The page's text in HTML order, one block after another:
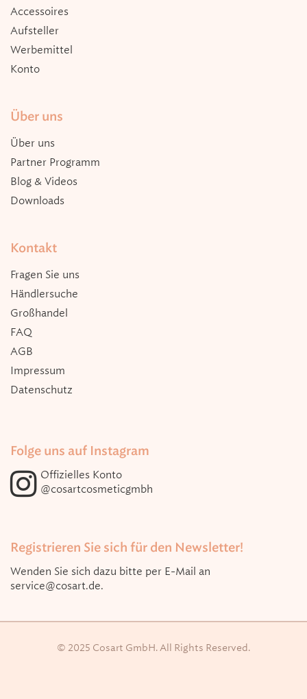
Accessoires
Aufsteller
Werbemittel
Konto
Über uns
Über uns
Partner Programm
Blog & Videos
Downloads
Kontakt
Fragen Sie uns
Händlersuche
Großhandel
FAQ
AGB
Impressum
Datenschutz
Folge uns auf Instagram
Offizielles Konto
@cosartcosmeticgmbh
Registrieren Sie sich für den Newsletter!
Wenden Sie sich dazu bitte per E-Mail an
service@cosart.de.
© 2025 Cosart GmbH. All Rights Reserved.